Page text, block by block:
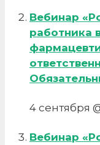
Вебинар
работника
4 сентября
Вебинар